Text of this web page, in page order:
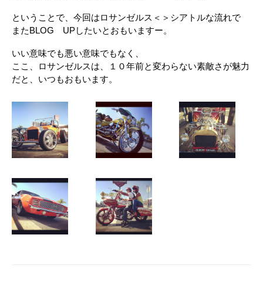
ということで、今回はロサンゼルス＜＞シアトルな流れで
またBLOG UPしたいとおもいますー。
いい意味でも悪い意味でもなく、
ここ、ロサンゼルスは、１０年前と変わらない素敵さが魅力
だと、いつもおもいます。